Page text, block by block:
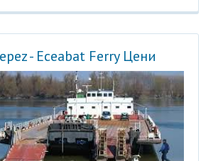
- Eceabat Ferry Цени